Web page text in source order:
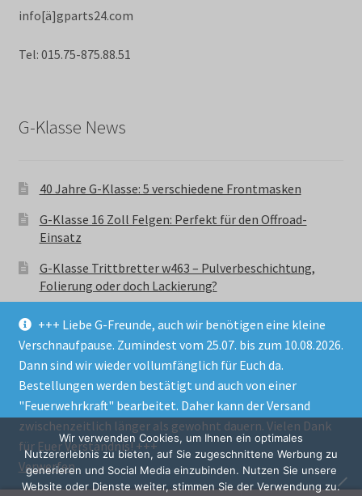
+++ Liebe G-Freunde, auch wir benötigen eine kleine
Verschnaufpause. Zumindest vom 25.07. bis zum 10.08.2026.
Dann sind wir wieder vollumfänglich für Euch da.
Bestellungen werden bestätigt und auch von einer
"Feuerwehrkraft" bearbeitet. Daher kann der Versand
zwischenzeitlich länger als gewohnt dauern. Vielen Dank
für Euer Verständnis! +++
Verwerfen
info[ä]gparts24.com
Tel: 015.75-875.88.51
G-Klasse News
40 Jahre G-Klasse: 5 verschiedene Frontmasken
G-Klasse 16 Zoll Felgen: Perfekt für den Offroad-
Einsatz
G-Klasse Trittbretter w463 – Pulverbeschichtung,
Folierung oder doch Lackierung?
© GParts24 - G-Klasse w463 Trittbretter, Felgen,
Ersatzteile & Zubebehör.
Datenschutzerklärung
Alle Preise inkl. der gesetzlichen MwSt.
Wir verwenden Cookies, um Ihnen ein optimales
Nutzererlebnis zu bieten, auf Sie zugeschnittene Werbung zu
generieren und Social Media einzubinden. Nutzen Sie unsere
Website oder Dienste weiter, stimmen Sie der Verwendung zu.